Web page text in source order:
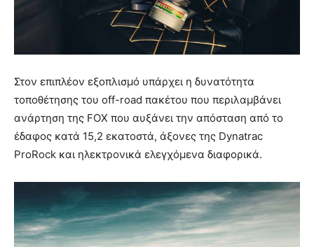
Στον επιπλέον εξοπλισμό υπάρχει η δυνατότητα
τοποθέτησης του off-road πακέτου που περιλαμβάνει
ανάρτηση της FOX που αυξάνει την απόσταση από το
έδαφος κατά 15,2 εκατοστά, άξονες της Dynatrac
ProRock και ηλεκτρονικά ελεγχόμενα διαφορικά.